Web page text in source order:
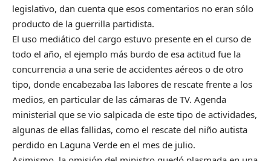
legislativo, dan cuenta que esos comentarios no eran sólo
producto de la guerrilla partidista.
El uso mediático del cargo estuvo presente en el curso de
todo el año, el ejemplo más burdo de esa actitud fue la
concurrencia a una serie de accidentes aéreos o de otro
tipo, donde encabezaba las labores de rescate frente a los
medios, en particular de las cámaras de TV. Agenda
ministerial que se vio salpicada de este tipo de actividades,
algunas de ellas fallidas, como el rescate del niño autista
perdido en Laguna Verde en el mes de julio.